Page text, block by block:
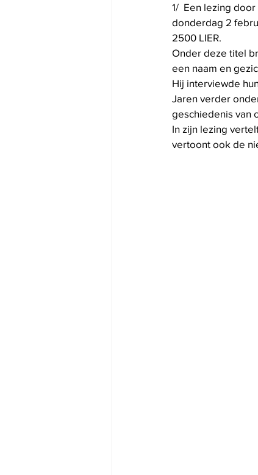
1/  Een lezing
donderdag 2
2500 LIER.
Onder deze titel
een naam en
Hij interviewde
Jaren verder
geschiedenis van
In zijn lezing
vertoont ook de